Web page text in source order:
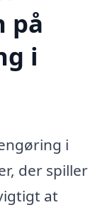
på
i
i
der spiller
at